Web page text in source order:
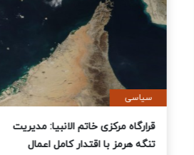
سیاسی
قرارگاه مرکزی خاتم الانبیا:
تنگه هرمز با اقتدار کامل اعمال